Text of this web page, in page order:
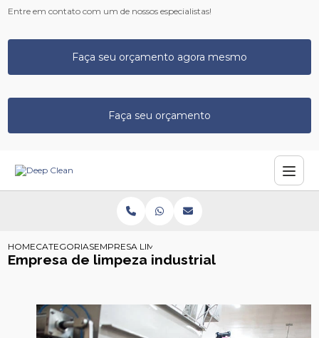
Entre em contato com um de nossos especialistas!
Faça seu orçamento agora mesmo
Faça seu orçamento
HOMECATEGORIASEMPRESA LIMPEZA INDUSTRIAL
Empresa de limpeza industrial